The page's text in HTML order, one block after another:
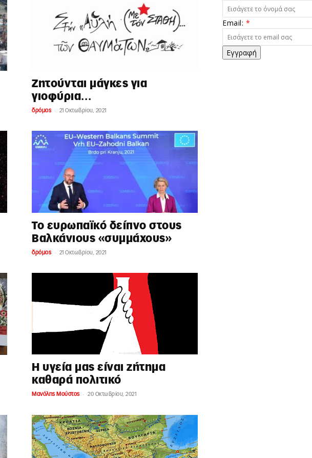
Ζητούνται μάγκες για
γιοφύρια…
δρόμος - 21 Οκτωβρίου, 2021
Το ευρωπαϊκό δείπνο στους
Βαλκάνιους «συμμάχους»
δρόμος - 21 Οκτωβρίου, 2021
Η υγεία μας είναι ζήτημα
καθαρά πολιτικό
Μανόλης Μούστος - 20 Οκτωβρίου, 2021
Email: *
Εγγραφή